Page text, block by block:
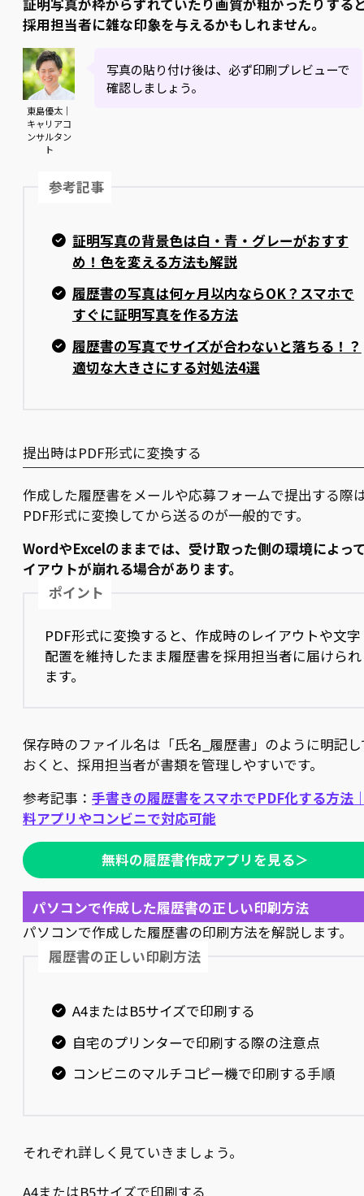
証明写真が枠からずれていたり画質が粗かったりする
採用担当者に雑な印象を与えるかもしれません。
東島優太｜
キャリアコ
ンサルタン
ト
写真の貼り付け後は、必ず印刷プレビューで
確認しましょう。
参考記事
証明写真の背景色は白・青・グレーがおすす
め！色を変える方法も解説
履歴書の写真は何ヶ月以内ならOK？スマホで
すぐに証明写真を作る方法
履歴書の写真でサイズが合わないと落ちる！？
適切な大きさにする対処法4選
提出時はPDF形式に変換する
作成した履歴書をメールや応募フォームで提出する際
PDF形式に変換してから送るのが一般的です。
WordやExcelのままでは、受け取った側の環境によっ
イアウトが崩れる場合があります。
ポイント
PDF形式に変換すると、作成時のレイアウトや文字
配置を維持したまま履歴書を採用担当者に届けられ
ます。
保存時のファイル名は「氏名_履歴書」のように明記
おくと、採用担当者が書類を管理しやすいです。
参考記事： 手書きの履歴書をスマホでPDF化する方法
料アプリやコンビニで対応可能
無料の履歴書作成アプリを見る＞
パソコンで作成した履歴書の正しい印刷方法
パソコンで作成した履歴書の印刷方法を解説します。
履歴書の正しい印刷方法
A4またはB5サイズで印刷する
自宅のプリンターで印刷する際の注意点
コンビニのマルチコピー機で印刷する手順
それぞれ詳しく見ていきましょう。